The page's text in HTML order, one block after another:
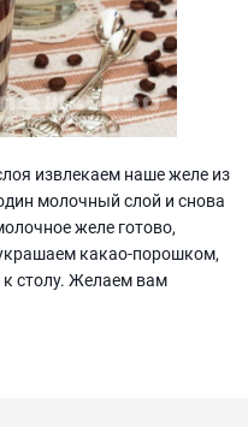
извлекаем наше желе из
молочный слой и снова
желе готово,
какао-порошком,
столу. Желаем вам